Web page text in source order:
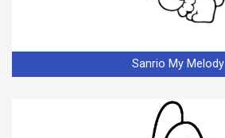
Sanrio My Melody